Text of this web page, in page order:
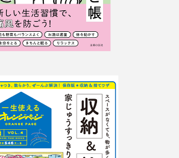
＆捨てワザで家
うすっきり！